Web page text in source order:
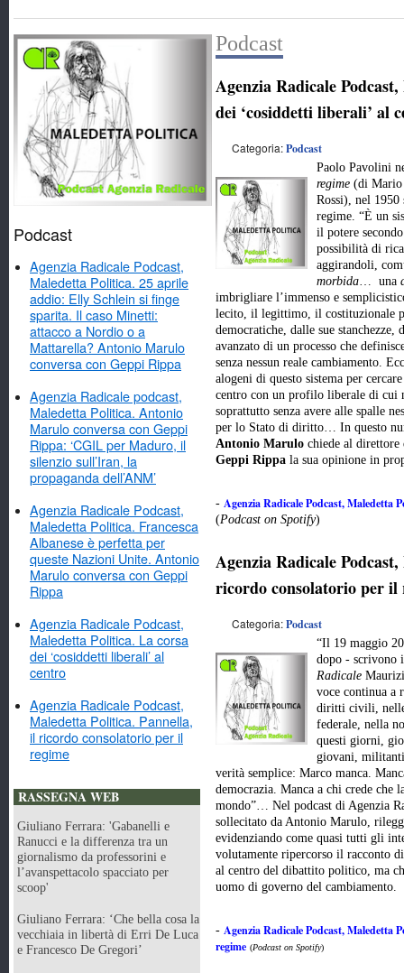
Podcast
Agenzia Radicale Podcast,
Maledetta Politica. 25 aprile
addio: Elly Schlein si finge
sparita. Il caso Minetti:
attacco a Nordio o a
Mattarella? Antonio Marulo
conversa con Geppi Rippa
Agenzia Radicale podcast,
Maledetta Politica. Antonio
Marulo conversa con Geppi
Rippa: ‘CGIL per Maduro, il
silenzio sull’Iran, la
propaganda dell’ANM’
Agenzia Radicale Podcast,
Maledetta Politica. Francesca
Albanese è perfetta per
queste Nazioni Unite. Antonio
Marulo conversa con Geppi
Rippa
Agenzia Radicale Podcast,
Maledetta Politica. La corsa
dei ‘cosiddetti liberali’ al
centro
Agenzia Radicale Podcast,
Maledetta Politica. Pannella,
il ricordo consolatorio per il
regime
RASSEGNA WEB
Giuliano Ferrara: 'Gabanelli e
Ranucci e la differenza tra un
giornalismo da professorini e
l’avanspettacolo spacciato per
scoop'
Giuliano Ferrara: ‘Che bella cosa la
vecchiaia in libertà di Erri De Luca
e Francesco De Gregori’
Podcast
Agenzia Radicale
dei ‘cosiddetti liberali’ al
Categoria:Podcast
Paolo Pavolini
regime (di Mario
Rossi), nel 1950
regime. “È un
il potere
possibilità di
aggirandoli,
morbida… una
imbrigliare l’immenso e
lecito, il legittimo, il costituzionale
democratiche, dalle sue
avanzato di un processo che
senza nessun reale cambiamento.
alogeni di questo sistema per
centro con un profilo liberale di cui
soprattutto senza avere alle spalle
per lo Stato di diritto… In questo
Antonio Marulo chiede al direttore
Geppi Rippa la sua opinione in
- Agenzia Radicale Podcast, Maledetta
(Podcast on Spotify)
Agenzia Radicale
ricordo consolatorio per il
Categoria:Podcast
“Il 19 maggio
dopo - scrivono
Radicale
voce continua a
diritti civili, nelle
federale, nella
questi giorni,
giovani, militanti
verità semplice: Marco manca.
democrazia. Manca a chi crede che
mondo”… Nel podcast di Agenzia
sollecitato da Antonio Marulo,
evidenziando come quasi tutti gli
volutamente ripercorso il racconto
al centro del dibattito politico, ma
uomo di governo del cambiamento.
- Agenzia Radicale Podcast, Maledetta
regime (Podcast on Spotify)